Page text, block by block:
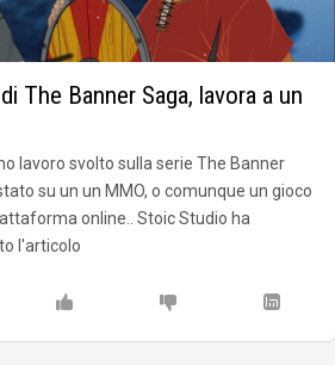
The Banner Saga, lavora a un
lavoro svolto sulla serie The Banner
su un un MMO, o comunque un gioco
online.. Stoic Studio ha
l'articolo